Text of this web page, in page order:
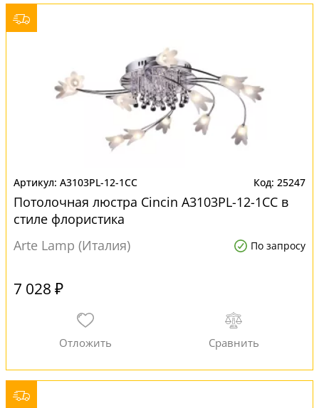
A3103PL-12-1CC 25247
Потолочная люстра Cincin A3103PL-12-1CC в
стиле флористика
Arte Lamp (Италия)
По запросу
7 028 ₽